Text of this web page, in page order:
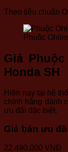
Theo tiêu chuẩn
Phuộc
Giá
Honda SH
Hiện nay tại hệ
chính hãng dành
ưu đãi đặc biệt.
Giá bán ưu
22.490.000 VNĐ